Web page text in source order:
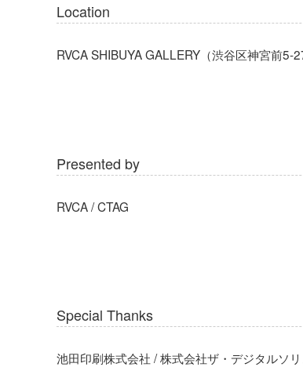
Location
RVCA SHIBUYA GALLERY（渋谷区神宮前5-
Presented by
RVCA / CTAG
Special Thanks
池田印刷株式会社 / 株式会社ザ・デジタルソ